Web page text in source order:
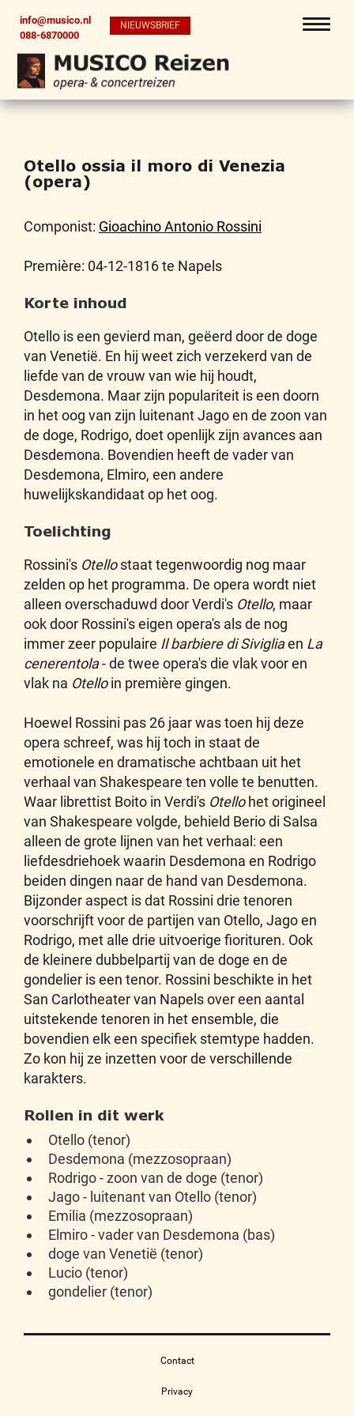
info@musico.nl
088-6870000
NIEUWSBRIEF
Otello ossia il moro di Venezia
(opera)
Componist: Gioachino Antonio Rossini
Première: 04-12-1816 te Napels
Korte inhoud
Otello is een gevierd man, geëerd door de doge
van Venetië. En hij weet zich verzekerd van de
liefde van de vrouw van wie hij houdt,
Desdemona. Maar zijn populariteit is een doorn
in het oog van zijn luitenant Jago en de zoon van
de doge, Rodrigo, doet openlijk zijn avances aan
Desdemona. Bovendien heeft de vader van
Desdemona, Elmiro, een andere
huwelijkskandidaat op het oog.
Toelichting
Rossini's Otellostaat tegenwoordig nog maar
zelden op het programma. De opera wordt niet
alleen overschaduwd door Verdi's Otello, maar
ook door Rossini's eigen opera's als de nog
immer zeer populaire Il barbiere di Sivigliaen La
cenerentola- de twee opera's die vlak voor en
vlak na Otelloin première gingen.
Hoewel Rossini pas 26 jaar was toen hij deze
opera schreef, was hij toch in staat de
emotionele en dramatische achtbaan uit het
verhaal van Shakespeare ten volle te benutten.
Waar librettist Boito in Verdi's Otellohet origineel
van Shakespeare volgde, behield Berio di Salsa
alleen de grote lijnen van het verhaal: een
liefdesdriehoek waarin Desdemona en Rodrigo
beiden dingen naar de hand van Desdemona.
Bijzonder aspect is dat Rossini drie tenoren
voorschrijft voor de partijen van Otello, Jago en
Rodrigo, met alle drie uitvoerige fiorituren. Ook
de kleinere dubbelpartij van de doge en de
gondelier is een tenor. Rossini beschikte in het
San Carlotheater van Napels over een aantal
uitstekende tenoren in het ensemble, die
bovendien elk een specifiek stemtype hadden.
Zo kon hij ze inzetten voor de verschillende
karakters.
Rollen in dit werk
Otello (tenor)
Desdemona (mezzosopraan)
Rodrigo - zoon van de doge (tenor)
Jago - luitenant van Otello (tenor)
Emilia (mezzosopraan)
Elmiro - vader van Desdemona (bas)
doge van Venetië (tenor)
Lucio (tenor)
gondelier (tenor)
Contact
Privacy